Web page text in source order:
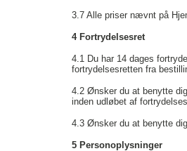
3.7 Alle priser nævnt på
4 Fortrydelsesret
4.1 Du har 14 dages
fortrydelsesretten fra
4.2 Ønsker du at benytte
inden udløbet af
4.3 Ønsker du at benytte
5 Personoplysninger